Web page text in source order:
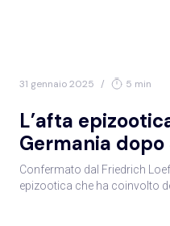
31 gennaio 2025 / 5 min
L’afta
Germania dopo
Confermato dal Friedrich
epizootica che ha coinvolto